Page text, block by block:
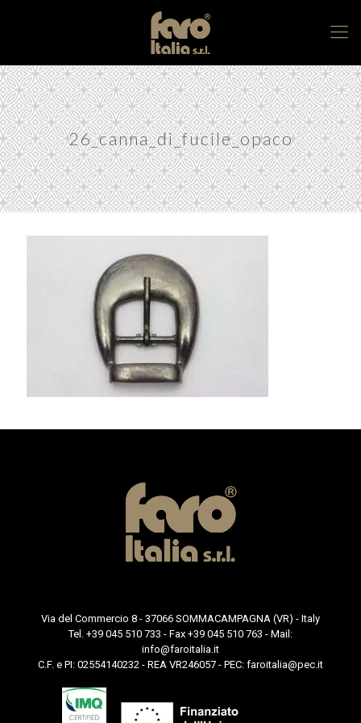
26_canna_di_fucile_opaco
Via del Commercio 8 - 37066 SOMMACAMPAGNA (VR) - Italy
Tel. +39 045 510 733 - Fax +39 045 510 763 - Mail:
info@faroitalia.it
C.F. e PI: 02554140232 - REA VR246057 - PEC: faroitalia@pec.it